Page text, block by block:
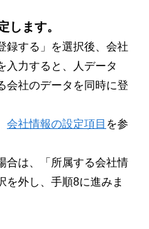
します。
録する」を選択後、会社
入力すると、人データ
会社のデータを同時に登
会社情報の設定項目 を参
合は、「所属する会社情
を外し、手順8に進みま